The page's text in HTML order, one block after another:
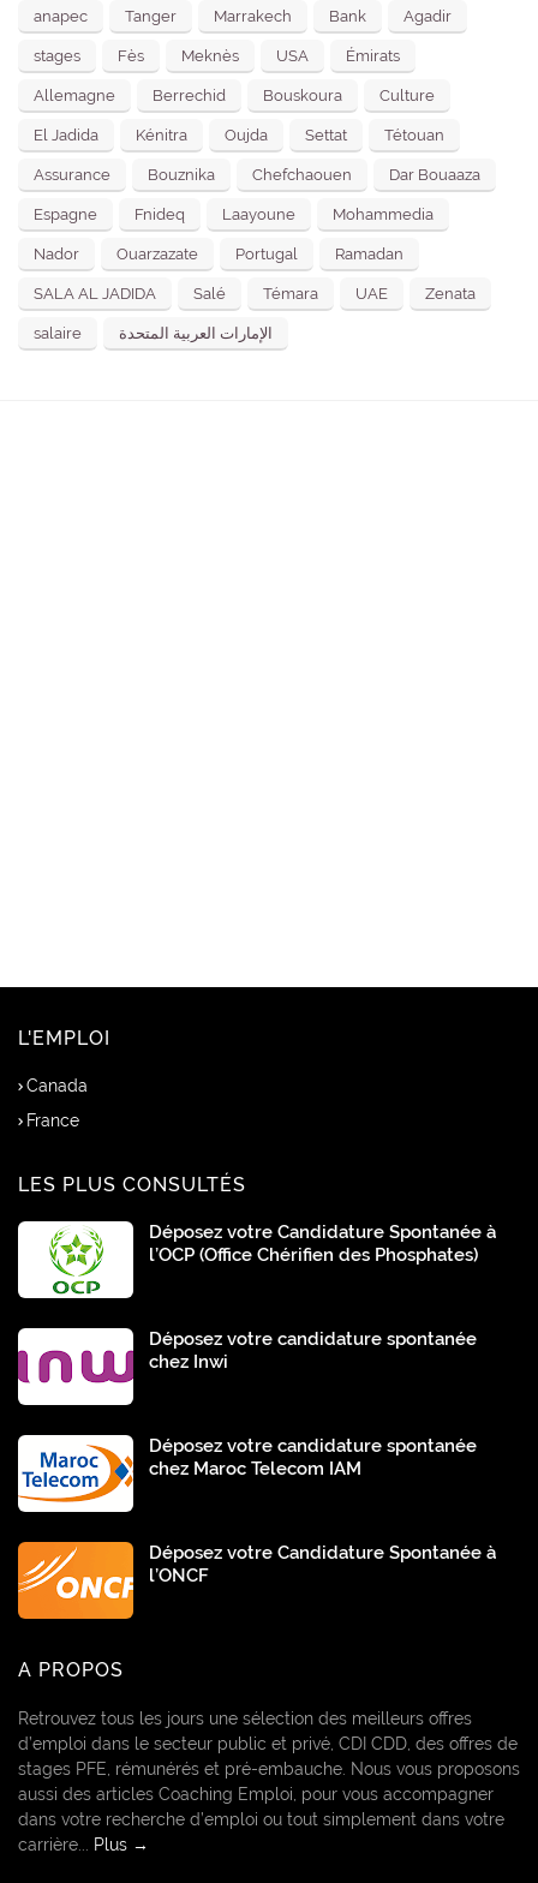
anapec Tanger Marrakech Bank Agadir
stages Fès Meknès USA Émirats
Allemagne Berrechid Bouskoura Culture
El Jadida Kénitra Oujda Settat Tétouan
Assurance Bouznika Chefchaouen Dar Bouaaza
Espagne Fnideq Laayoune Mohammedia
Nador Ouarzazate Portugal Ramadan
SALA AL JADIDA Salé Témara UAE Zenata
salaire الإمارات العربية المتحدة
L'EMPLOI
Canada
France
LES PLUS CONSULTÉS
Déposez votre Candidature Spontanée à
l’OCP (Office Chérifien des Phosphates)
Déposez votre candidature spontanée
chez Inwi
Déposez votre candidature spontanée
chez Maroc Telecom IAM
Déposez votre Candidature Spontanée à
l’ONCF
A PROPOS
Retrouvez tous les jours une sélection des meilleurs offres
d’emploi dans le secteur public et privé, CDI CDD, des offres de
stages PFE, rémunérés et pré-embauche. Nous vous proposons
aussi des articles Coaching Emploi, pour vous accompagner
dans votre recherche d’emploi ou tout simplement dans votre
carrière...
Plus →